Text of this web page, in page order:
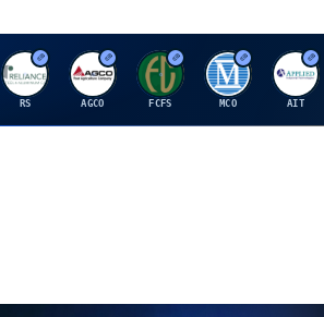
R
RS
A
AGCO
F
FCFS
M
MCO
A
AIT